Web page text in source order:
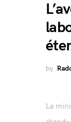
by
La